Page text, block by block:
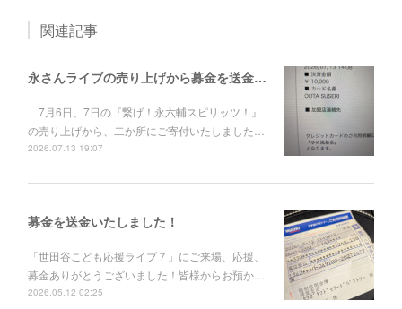
関連記事
永さんライブの売り上げから募金を送金いたしました。
7月6日、7日の『繋げ！永六輔スピリッツ！』
の売り上げから、二か所にご寄付いたしました…
2026.07.13 19:07
募金を送金いたしました！
「世田谷こども応援ライブ７」にご来場、応援、
募金ありがとうございました！皆様からお預か…
2026.05.12 02:25